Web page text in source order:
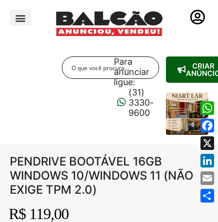
Para
anunciar
ligue:
(31)
3330-
9600
CRIAR
PENDRIVE BOOTÁVEL 16GB
WINDOWS 10/WINDOWS 11 (NÃO
EXIGE TPM 2.0)
R$ 119,00
X